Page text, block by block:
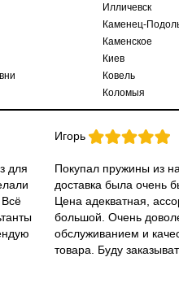
Илличевск
Каменец-
Каменское
Киев
Ковель
Коломыя
для
Игорь
Покупал пружины из
доставка была очень
Цена адекватная,
большой. Очень
обслуживанием и
товара. Буду